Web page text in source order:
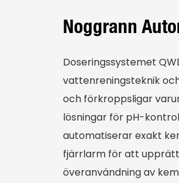
Noggrann
Doseringssystemet
vattenreningsteknik
och förkroppsligar
lösningar för pH-
automatiserar exakt
fjärrlarm för att
överanvändning av